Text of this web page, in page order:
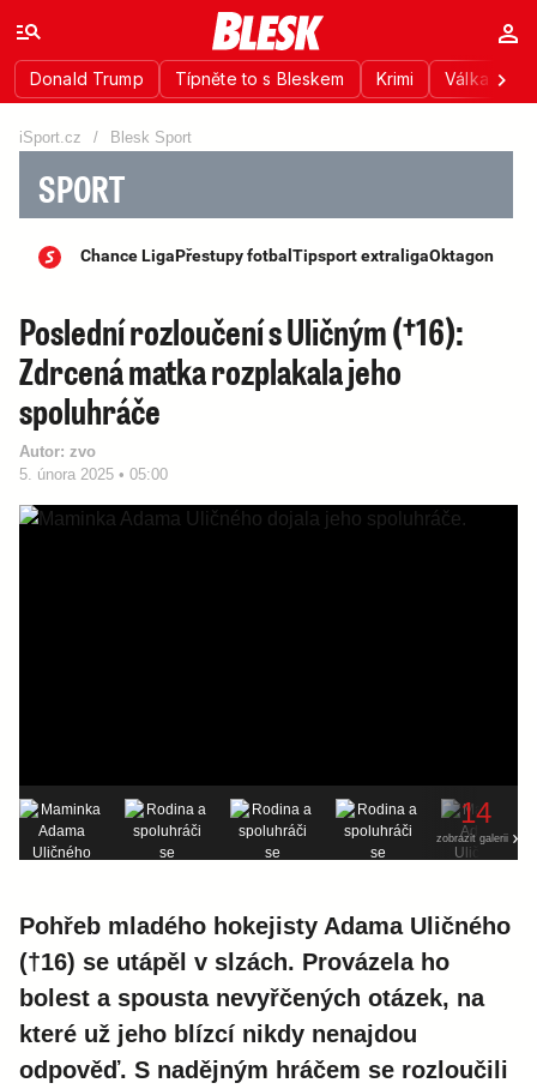
Donald Trump Típněte to s Bleskem Krimi Válka na
SPORT
Chance LigaPřestupy fotbal Tipsport extraligaOktagon
iSport.cz / Blesk Sport
5. února 2025 • 05:00
Poslední rozloučení s Uličným (†16):
Zdrcená matka rozplakala jeho
spoluhráče
Autor: zvo
14
zobrazit galerii
Pohřeb mladého hokejisty Adama Uličného
(†16) se utápěl v slzách. Provázela ho
bolest a spousta nevyřčených otázek, na
které už jeho blízcí nikdy nenajdou
odpověď. S nadějným hráčem se rozloučili